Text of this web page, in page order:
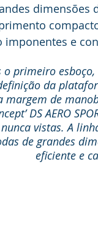
dimensões
imponentes e
primeiro
da
de
DS AERO
vistas. A
de grandes
eficiente e